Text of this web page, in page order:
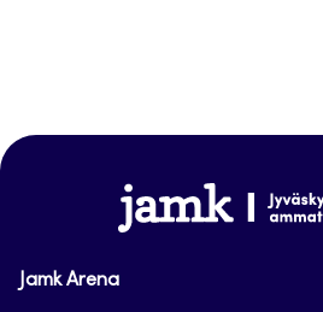
www.jamk.fi
Jamk Arena